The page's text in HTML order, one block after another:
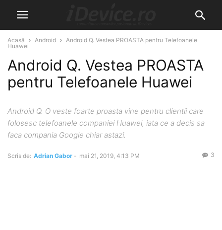
Acasă Android
Android Q. Vestea PROASTA pentru Telefoanele
Huawei
Android Q. Vestea PROASTA
pentru Telefoanele Huawei
Android Q. O veste foarte proasta vine pentru clientii care
folosesc telefoanele companiei Huawei, iata ce a decis sa
faca compania Google chiar astazi.
Scris de: Adrian Gabor - mai 21, 2019, 4:13 PM 3